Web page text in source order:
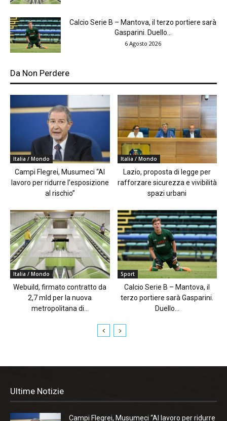
Calcio Serie B – Mantova, il terzo portiere sarà
Gasparini. Duello...
6 Agosto 2026
Da Non Perdere
Italia / Mondo
Campi Flegrei, Musumeci “Al
lavoro per ridurre l’esposizione
al rischio”
Italia / Mondo
Lazio, proposta di legge per
rafforzare sicurezza e vivibilità
spazi urbani
Italia / Mondo
Webuild, firmato contratto da
2,7 mld per la nuova
metropolitana di...
Sport
Calcio Serie B – Mantova, il
terzo portiere sarà Gasparini.
Duello...
Ultime Notizie
Campi Flegrei, Musumeci “Al lavoro per ridurre